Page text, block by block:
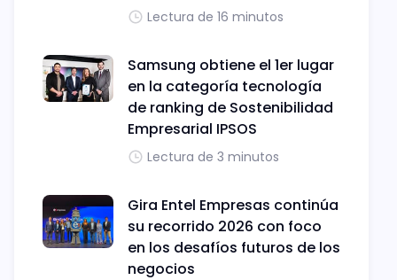
Lectura de 16 minutos
Samsung obtiene el 1er lugar
en la categoría tecnología
de ranking de Sostenibilidad
Empresarial IPSOS
Lectura de 3 minutos
Gira Entel Empresas continúa
su recorrido 2026 con foco
en los desafíos futuros de los
negocios